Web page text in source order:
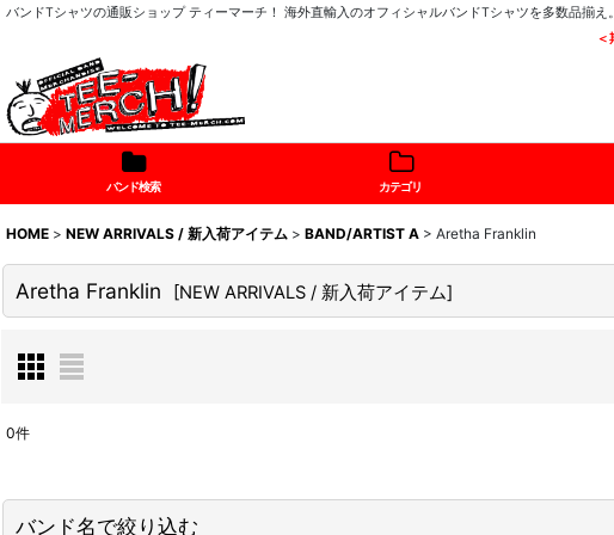
バンドTシャツの通販ショップ ティーマーチ！ 海外直輸入のオフィシャルバンドTシャツを多数品揃え
＜
バンド検索 カテゴリ
HOME > NEW ARRIVALS / 新入荷アイテム > BAND/ARTIST A > Aretha Franklin
Aretha Franklin [NEW ARRIVALS / 新入荷アイテム]
在庫あり
0件
バンド名で絞り込む